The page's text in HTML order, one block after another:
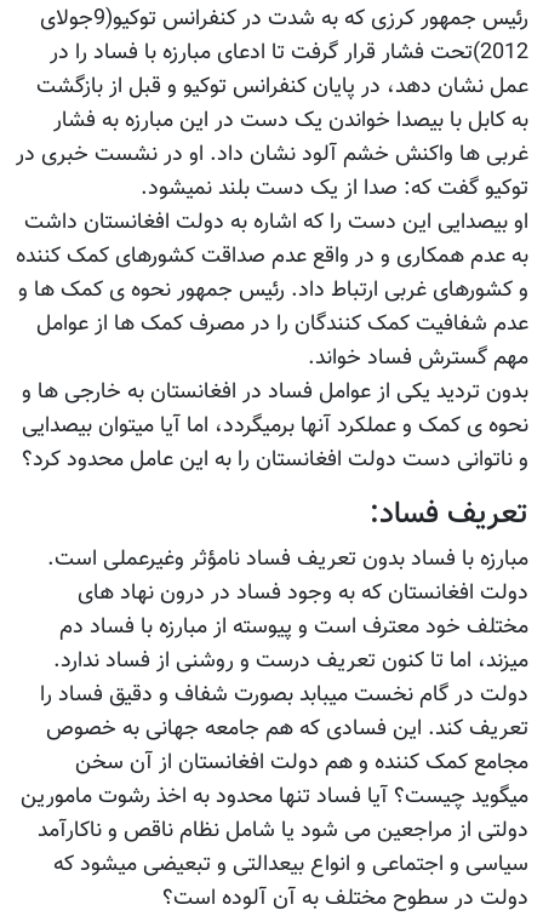
رئیس جمهور کرزی که به شدت در کنفرانس توکیو(9جولای
2012)تحت فشار قرار گرفت تا ادعای مبارزه با فساد را در
عمل نشان دهد، در پایان کنفرانس توکیو و قبل از بازگشت
به کابل با بیصدا خواندن یک دست در این مبارزه به فشار
غربی ها واکنش خشم آلود نشان داد. او در نشست خبری در
توکیو گفت که: صدا از یک دست بلند نمیشود.
او بیصدایی این دست را که اشاره به دولت افغانستان داشت
به عدم همکاری و در واقع عدم صداقت کشورهای کمک کننده
و کشورهای غربی ارتباط داد. رئیس جمهور نحوه ی کمک ها و
عدم شفافیت کمک کنندگان را در مصرف کمک ها از عوامل
مهم گسترش فساد خواند.
بدون تردید یکی از عوامل فساد در افغانستان به خارجی ها و
نحوه ی کمک و عملکرد آنها برمیگردد، اما آیا میتوان بیصدایی
و ناتوانی دست دولت افغانستان را به این عامل محدود کرد؟
تعریف فساد:
مبارزه با فساد بدون تعریف فساد نامؤثر وغیرعملی است.
دولت افغانستان که به وجود فساد در درون نهاد های
مختلف خود معترف است و پیوسته از مبارزه با فساد دم
میزند، اما تا کنون تعریف درست و روشنی از فساد ندارد.
دولت در گام نخست میبابد بصورت شفاف و دقیق فساد را
تعریف کند. این فسادی که هم جامعه جهانی به خصوص
مجامع کمک کننده و هم دولت افغانستان از آن سخن
میگوید چیست؟ آیا فساد تنها محدود به اخذ رشوت مامورین
دولتی از مراجعین می شود یا شامل نظام ناقص و ناکارآمد
سیاسی و اجتماعی و انواع بیعدالتی و تبعیضی میشود که
دولت در سطوح مختلف به آن آلوده است؟